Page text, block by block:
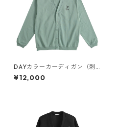
DAYカラーカーディガン（刺
繍）
¥12,000